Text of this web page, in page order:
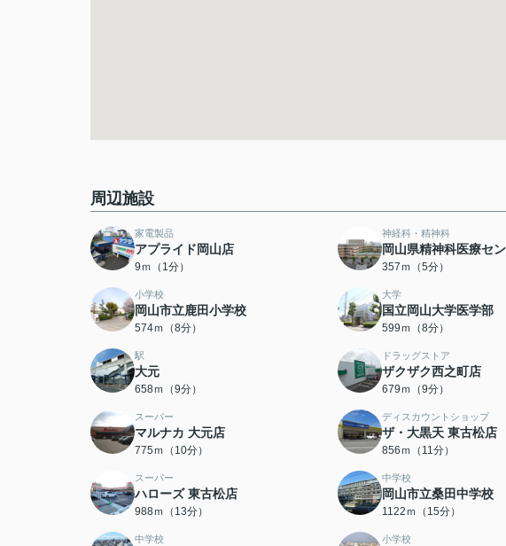
周辺施設
家電製品
アプライド岡山店
9ｍ（1分）
神経科・精神科
岡山県精神科医療セ
357ｍ（5分）
小学校
岡山市立鹿田小学校
574ｍ（8分）
大学
国立岡山大学医学部
599ｍ（8分）
駅
大元
658ｍ（9分）
ドラッグストア
ザクザク西之町店
679ｍ（9分）
スーパー
マルナカ 大元店
775ｍ（10分）
ディスカウントショップ
ザ・大黒天 東古松店
856ｍ（11分）
スーパー
ハローズ 東古松店
988ｍ（13分）
中学校
岡山市立桑田中学校
1122ｍ（15分）
中学校 小学校